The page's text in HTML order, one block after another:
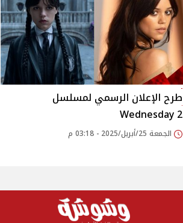
طرح الإعلان الرسمي لمسلسل
Wednesday 2
الجمعة 25/أبريل/2025 - 03:18 م